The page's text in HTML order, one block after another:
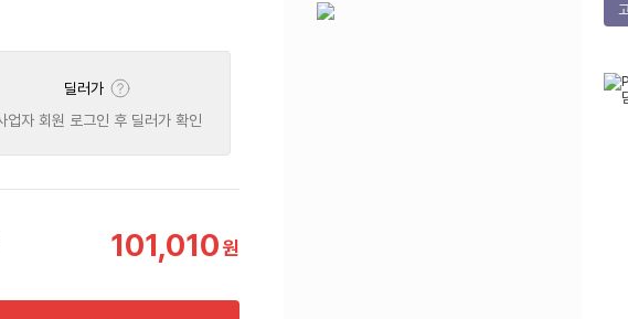
딜러가
업자 회원 로그인 후 딜러가 확인
101,010원